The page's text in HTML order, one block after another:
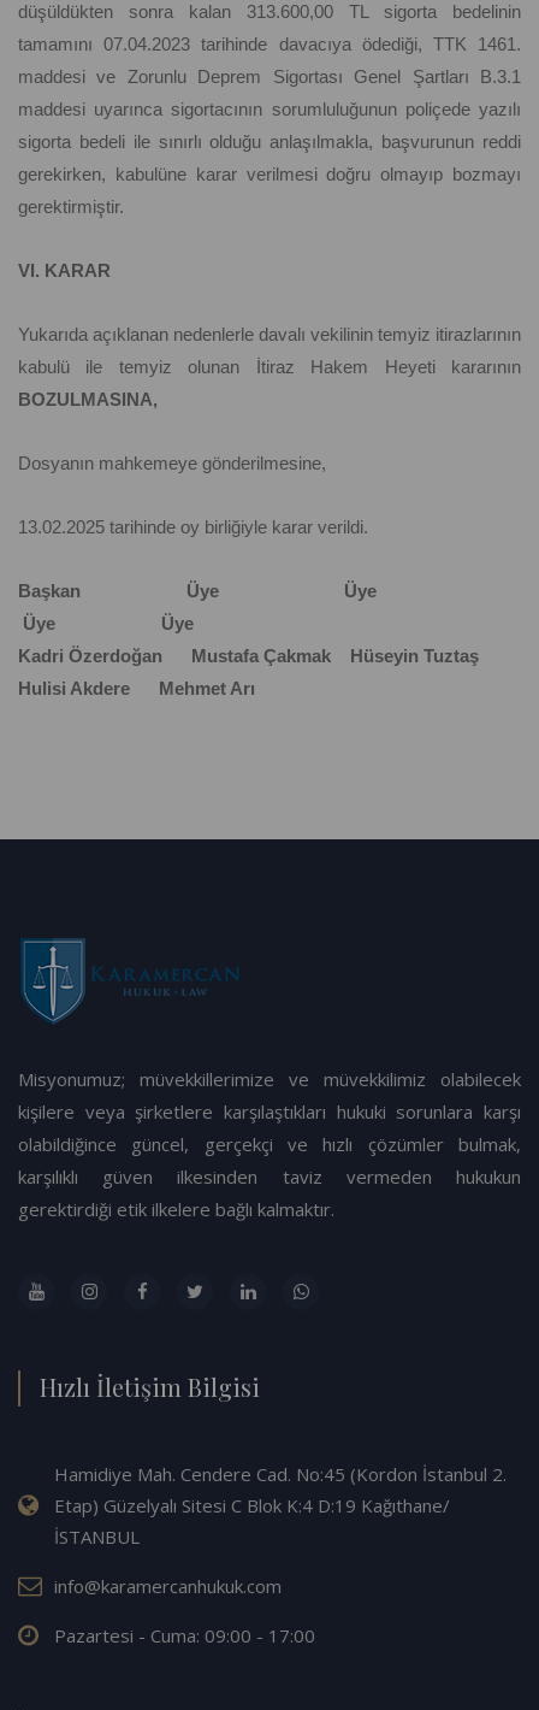
düşüldükten sonra kalan 313.600,00 TL sigorta bedelinin
tamamını 07.04.2023 tarihinde davacıya ödediği, TTK 1461.
maddesi ve Zorunlu Deprem Sigortası Genel Şartları B.3.1
maddesi uyarınca sigortacının sorumluluğunun poliçede yazılı
sigorta bedeli ile sınırlı olduğu anlaşılmakla, başvurunun reddi
gerekirken, kabulüne karar verilmesi doğru olmayıp bozmayı
gerektirmiştir.
VI. KARAR
Yukarıda açıklanan nedenlerle davalı vekilinin temyiz itirazlarının
kabulü ile temyiz olunan İtiraz Hakem Heyeti kararının
BOZULMASINA,
Dosyanın mahkemeye gönderilmesine,
13.02.2025 tarihinde oy birliğiyle karar verildi.
Başkan Üye Üye
Üye Üye
Kadri Özerdoğan Mustafa Çakmak Hüseyin Tuztaş
Hulisi Akdere Mehmet Arı
Misyonumuz; müvekkillerimize ve müvekkilimiz olabilecek
kişilere veya şirketlere karşılaştıkları hukuki sorunlara karşı
olabildiğince güncel, gerçekçi ve hızlı çözümler bulmak,
karşılıklı güven ilkesinden taviz vermeden hukukun
gerektirdiği etik ilkelere bağlı kalmaktır.
Hızlı İletişim Bilgisi
Hamidiye Mah. Cendere Cad. No:45 (Kordon İstanbul 2.
Etap) Güzelyalı Sitesi C Blok K:4 D:19 Kağıthane/
İSTANBUL
info@karamercanhukuk.com
Pazartesi - Cuma: 09:00 - 17:00